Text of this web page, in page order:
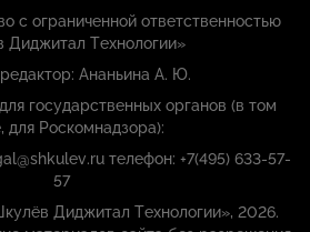
с ограниченной ответственностью
Диджитал Технологии»
Ананьина А. Ю.
государственных органов (в том
для Роскомнадзора):
телефон: +7(495) 633-57-
57
Диджитал Технологии», 2026.